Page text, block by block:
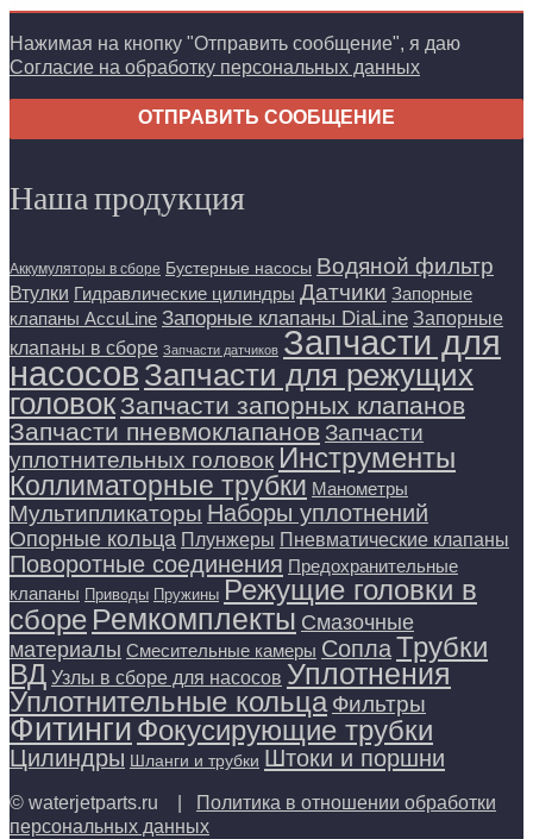
Нажимая на кнопку "Отправить сообщение", я даю
Согласие на обработку персональных данных
ОТПРАВИТЬ СООБЩЕНИЕ
Наша продукция
Аккумуляторы в сборе Бустерные насосы Водяной фильтр
Втулки Гидравлические цилиндры Датчики Запорные
клапаны AccuLine Запорные клапаны DiaLine Запорные
клапаны в сборе Запчасти датчиков Запчасти для
насосов Запчасти для режущих
головок Запчасти запорных клапанов
Запчасти пневмоклапанов Запчасти
уплотнительных головок Инструменты
Коллиматорные трубки Манометры
Мультипликаторы Наборы уплотнений
Опорные кольца Плунжеры Пневматические клапаны
Поворотные соединения Предохранительные
клапаны Приводы Пружины Режущие головки в
сборе Ремкомплекты Смазочные
материалы Смесительные камеры СоплаТрубки
ВД Узлы в сборе для насосов Уплотнения
Уплотнительные кольца Фильтры
Фитинги Фокусирующие трубки
Цилиндры Шланги и трубки Штоки и поршни
© waterjetparts.ru |
Политика в отношении обработки
персональных данных